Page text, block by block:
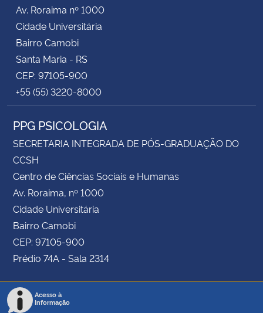
Av. Roraima nº 1000
Cidade Universitária
Bairro Camobi
Santa Maria - RS
CEP: 97105-900
+55 (55) 3220-8000
PPG PSICOLOGIA
SECRETARIA INTEGRADA DE PÓS-GRADUAÇÃO DO
CCSH
Centro de Ciências Sociais e Humanas
Av. Roraima, nº 1000
Cidade Universitária
Bairro Camobi
CEP: 97105-900
Prédio 74A - Sala 2314
Acesso à
Informação